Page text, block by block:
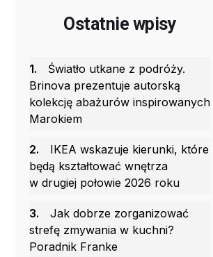
Ostatnie wpisy
1.
Światło utkane z podróży.
Brinova prezentuje autorską
kolekcję abażurów inspirowanych
Marokiem
2.
IKEA wskazuje kierunki, które
będą kształtować wnętrza
w drugiej połowie 2026 roku
3.
Jak dobrze zorganizować
strefę zmywania w kuchni?
Poradnik Franke